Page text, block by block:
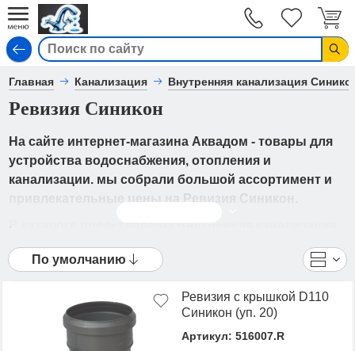
Главная Канализация Внутренняя канализация
Ревизия Синикон
На сайте интернет-магазина Аквадом - товары для
устройства водоснабжения, отопления и
канализации. мы собрали большой ассортимент и
В каталоге представлены Внутренняя канализация
Синикон Стандарт - Ревизия Синикон от ведущих
мировых производителей. Вы можете
отзывами покупателей, техническими
характеристиками, а также сравнить
понравившиеся модели и выбрать лучшую
По умолчанию
Ревизия с крышкой D110
Синикон (уп. 20)
Артикул: 516007.R